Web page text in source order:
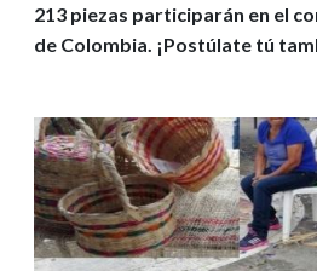
213 piezas participarán en el
de Colombia. ¡Postúlate tú